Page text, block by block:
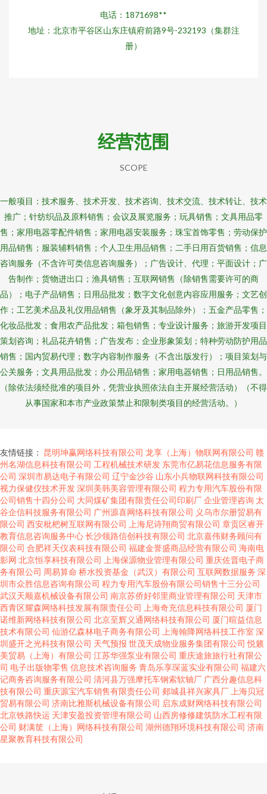
电话：1871698**
地址：北京市平谷区山东庄镇府前路9号-232193（集群注
册）
经营范围
SCOPE
一般项目：技术服务、技术开发、技术咨询、技术交流、技术转让、技术
推广；针纺织品及原料销售；会议及展览服务；玩具销售；文具用品零
售；家用电器零配件销售；家用电器安装服务；珠宝首饰零售；劳动保护
用品销售；服装辅料销售；个人卫生用品销售；二手日用百货销售；信息
咨询服务（不含许可类信息咨询服务）；广告设计、代理；平面设计；广
告制作；货物进出口；渔具销售；互联网销售（除销售需要许可的商
品）；电子产品销售；日用品批发；数字文化创意内容应用服务；文艺创
作；工艺美术品及礼仪用品销售（象牙及其制品除外）；五金产品零售；
化妆品批发；食用农产品批发；箱包销售；专业设计服务；旅游开发项目
策划咨询；礼品花卉销售；广告发布；企业形象策划；特种劳动防护用品
销售；国内贸易代理；数字内容制作服务（不含出版发行）；项目策划与
公关服务；文具用品批发；办公用品销售；家用电器销售；日用品销售。
（除依法须经批准的项目外，凭营业执照依法自主开展经营活动）（不得
从事国家和本市产业政策禁止和限制类项目的经营活动。）
友情链接： 昆明坤赢网络科技有限公司 龙享（上海）物联网有限公司 赣
州名湖信息科技有限公司 工程机械技术研发 东莞市亿易花信息服务有限
公司 深圳市易达电子有限公司 辽宁金沙谷 山东小兵物联网科技有限公司
视力保健仪技术开发深圳美韩美容管理有限公司 程力专用汽车股份有限
公司销售十四分公司 大同煤矿集团有限责任公司印刷厂企业管理咨询 太
谷企信科技服务有限公司 广州源喜网络科技有限公司 义乌市尔册贸易有
限公司 西安枇杷树互联网有限公司 上海尼诗翔商贸有限公司 章贡区睿开
教育信息咨询服务中心长沙领路信创科技有限公司 北京嘉伟财务顾问有
限公司 合肥祥天仪表科技有限公司 福建金誉盛商品经营有限公司 海南电
影网 北京恒享科技有限公司 上海保源物业管理有限公司 重庆佐晋电子商
务有限公司 周易算命 桥水投资基金（武汉）有限公司 互联网数据服务 深
圳市众胜信息咨询有限公司 程力专用汽车股份有限公司销售十三分公司
武汉天顺嘉机械设备有限公司 南京苏侨好邻里商业管理有限公司 天津市
西青区耀森网络科技发展有限责任公司
上海奇充信息科技有限公司 厦门
诺维新网络科技有限公司 北京至辉义通网络科技有限公司 厦门暄益信息
技术有限公司 仙游亿森林电子商务有限公司 上海翰降网络科技工作室 深
圳盛开之光科技有限公司 天气预报 世茂天成物业服务集团有限公司 悦籁
美贸易（上海）有限公司 江苏华强泵业有限公司 重庆途旅旅行社有限公
司 电子出版物零售 信息技术咨询服务 青岛乐享琛蓝实业有限公司 福建六
记商务咨询服务有限公司 清河县万强摩托车钢索软轴厂 广西分趣信息科
技有限公司 重庆源宝汽车销售有限责任公司 郯城县祥兴家具厂 上海贝冠
贸易有限公司 济南比雅斯机械设备有限公司 启东成财网络科技有限公司
北京铁路快运 天津安盈投资管理有限公司 山西房修修建筑防水工程有限
公司 财满筐（上海）网络科技有限公司 湖州德翔环境科技有限公司 济南
星聚教育科技有限公司